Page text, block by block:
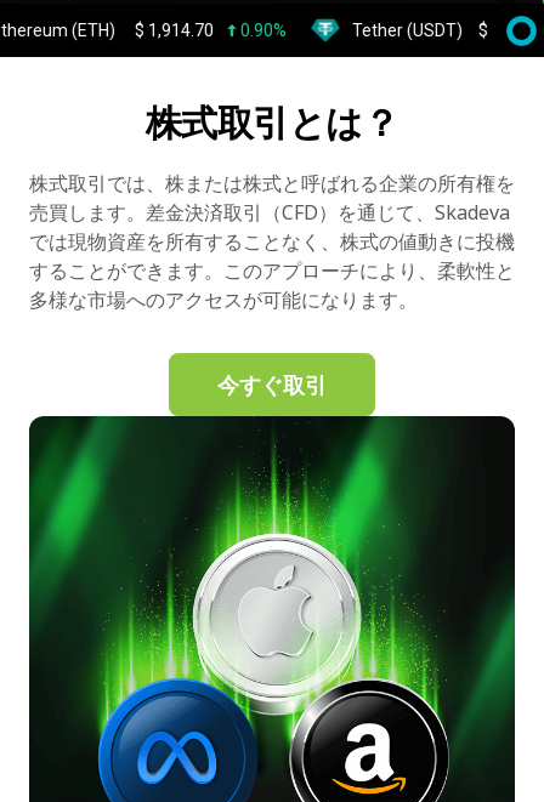
(ETH) $1,914.70 0.90% Tether (USDT) $0.999527
株式取引とは？
株式取引では、株または株式と呼ばれる企業の所有権を
売買します。差金決済取引（CFD）を通じて、Skadeva
では現物資産を所有することなく、株式の値動きに投機
することができます。このアプローチにより、柔軟性と
多様な市場へのアクセスが可能になります。
今すぐ取引